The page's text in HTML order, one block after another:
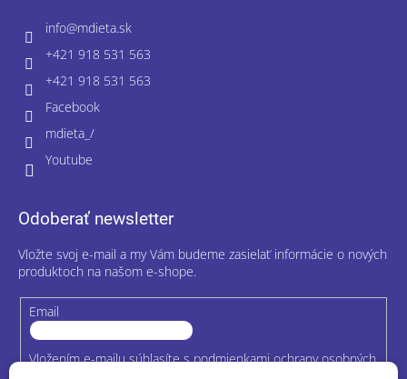
info@mdieta.sk
+421 918 531 563
+421 918 531 563
Facebook
mdieta_/
Youtube
Odoberať newsletter
Vložte svoj e-mail a my Vám budeme zasielať informácie o nových
produktoch na našom e-shope.
Email
Vložením e-mailu súhlasíte spodmienkami ochrany osobných